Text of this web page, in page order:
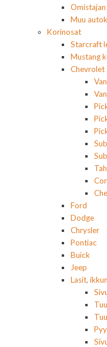
Muu
Korinosat
Starcraft
Mustang
Chevrolet
Ford
Dodge
Chrysler
Pontiac
Buick
Jeep
Lasit,